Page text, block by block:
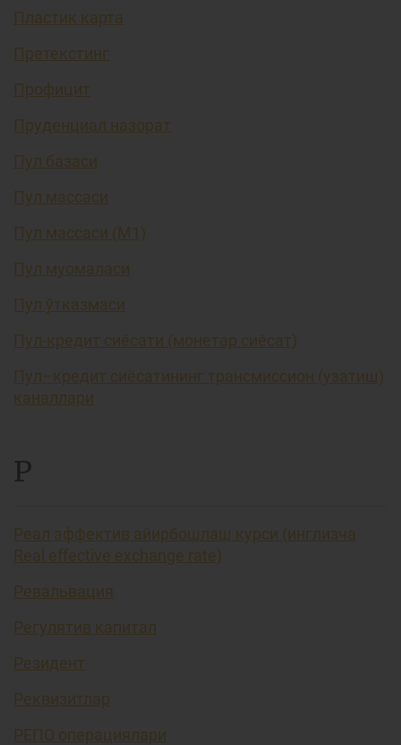
Пластик карта
Претекстинг
Профицит
Пруденциал назорат
Пул базаси
Пул массаси
Пул массаси (М1)
Пул муомаласи
Пул ўтказмаси
Пул-кредит сиёсати (монетар сиёсат)
Пул–кредит сиёсатининг трансмиссион (узатиш)
каналлари
Р
Реал эффектив айирбошлаш курси (инглизча
Real effective exchange rate)
Ревальвация
Регулятив капитал
Резидент
Реквизитлар
РЕПО операциялари